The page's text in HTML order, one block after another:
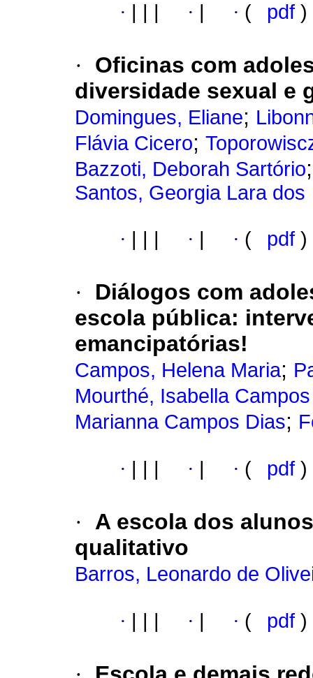
· · · ( pdf )
·
Oficinas com
diversidade sexual e
Domingues, Eliane;
Flávia Cicero;
Bazzoti, Deborah Sartório
Santos, Georgia Lara dos
· · · ( pdf )
·
Diálogos com
escola pública:
emancipatórias!
Campos, Helena Maria;
Mourthé, Isabella
Marianna Campos Dias;
· · · ( pdf )
·
A escola dos
qualitativo
Barros, Leonardo de
· · · ( pdf )